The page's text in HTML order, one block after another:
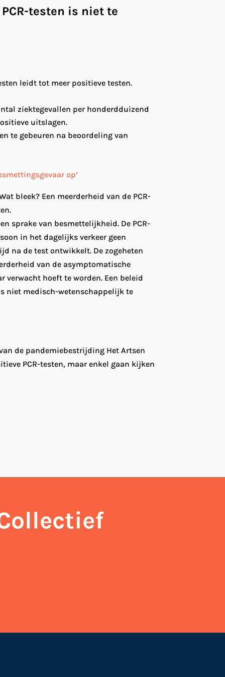
testen is niet te
leidt tot meer positieve testen.
ziektegevallen per honderdduizend
uitslagen.
te gebeuren na beoordeling van
op’
bleek? Een meerderheid van de PCR-
sprake van besmettelijkheid. De PCR-
in het dagelijks verkeer geen
na de test ontwikkelt. De zogeheten
van de asymptomatische
verwacht hoeft te worden. Een beleid
niet medisch-wetenschappelijk te
de pandemiebestrijding Het Artsen
PCR-testen, maar enkel gaan kijken